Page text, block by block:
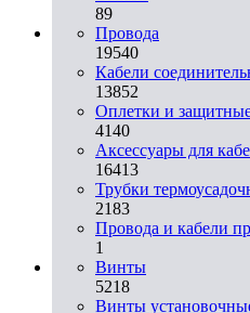
89
Провода
19540
Кабели
13852
Оплетки и
4140
Аксессуары для
16413
Трубки
2183
Провода и кабели
1
Винты
5218
Винты